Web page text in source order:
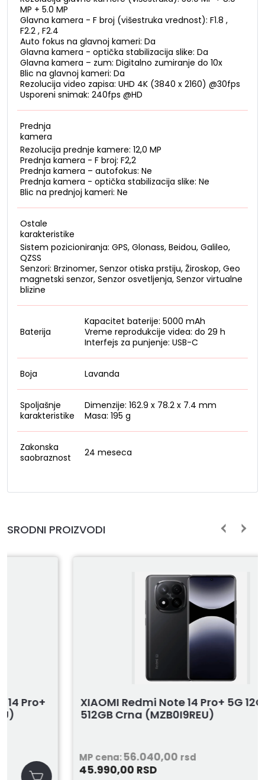
MP + 5.0 MP
Glavna kamera - F broj (višestruka vrednost): F1.8 ,
F2.2 , F2.4
Auto fokus na glavnoj kameri: Da
Glavna kamera - optička stabilizacija slike: Da
Glavna kamera – zum: Digitalno zumiranje do 10x
Blic na glavnoj kameri: Da
Rezolucija video zapisa: UHD 4K (3840 x 2160) @30fps
Usporeni snimak: 240fps @HD
Prednja
kamera
Rezolucija prednje kamere: 12,0 MP
Prednja kamera - F broj: F2,2
Prednja kamera – autofokus: Ne
Prednja kamera - optička stabilizacija slike: Ne
Blic na prednjoj kameri: Ne
Ostale
karakteristike
Sistem pozicioniranja: GPS, Glonass, Beidou, Galileo,
QZSS
Senzori: Brzinomer, Senzor otiska prstiju, Žiroskop, Geo
magnetski senzor, Senzor osvetljenja, Senzor virtualne
blizine
Baterija
Kapacitet baterije: 5000 mAh
Vreme reprodukcije videa: do 29 h
Interfejs za punjenje: USB-C
Boja Lavanda
Spoljašnje
karakteristike
Dimenzije: 162.9 x 78.2 x 7.4 mm
Masa: 195 g
Zakonska
saobraznost
24 meseca
SRODNI PROIZVODI
XIAOMI Redmi Note 14 Pro+ 5G 12GB
512GB Crna (MZB0I9REU)
56.040,00rsd
45.990,00 RSD